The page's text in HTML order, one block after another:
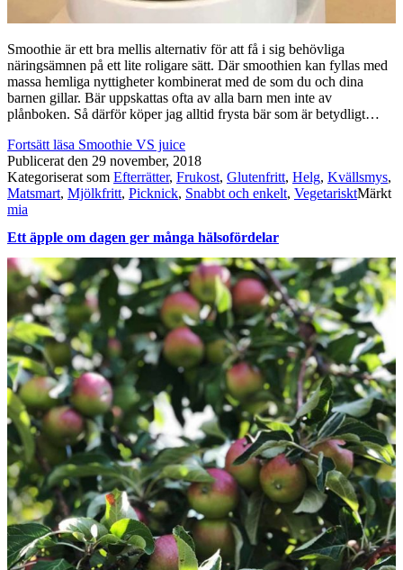
Smoothie är ett bra mellis alternativ för att få i sig behövliga
näringsämnen på ett lite roligare sätt. Där smoothien kan fyllas med
massa hemliga nyttigheter kombinerat med de som du och dina
barnen gillar. Bär uppskattas ofta av alla barn men inte av
plånboken. Så därför köper jag alltid frysta bär som är betydligt…
Fortsätt läsa Smoothie VS juice
Publicerat den 29 november, 2018
Kategoriserat som Efterrätter, Frukost, Glutenfritt, Helg, Kvällsmys,
Matsmart, Mjölkfritt, Picknick, Snabbt och enkelt, VegetarisktMärkt
mia
Ett äpple om dagen ger många hälsofördelar